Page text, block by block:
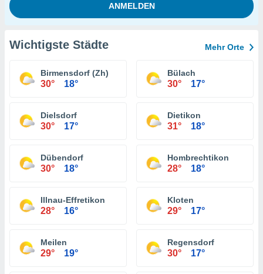
Wichtigste Städte Mehr Orte
Birmensdorf (Zh)
30° 18°
Bülach
30° 17°
Dielsdorf
30° 17°
Dietikon
31° 18°
Dübendorf
30° 18°
Hombrechtikon
28° 18°
Illnau-Effretikon
28° 16°
Kloten
29° 17°
Meilen
29° 19°
Regensdorf
30° 17°